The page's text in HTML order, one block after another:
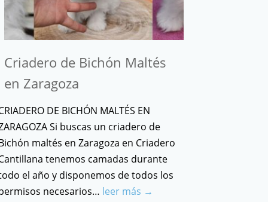
Criadero de Bichón Maltés
en Zaragoza
DE BICHÓN MALTÉS EN
Si buscas un criadero de
maltés en Zaragoza en Criadero
tenemos camadas durante
el año y disponemos de todos los
necesarios… leer más →